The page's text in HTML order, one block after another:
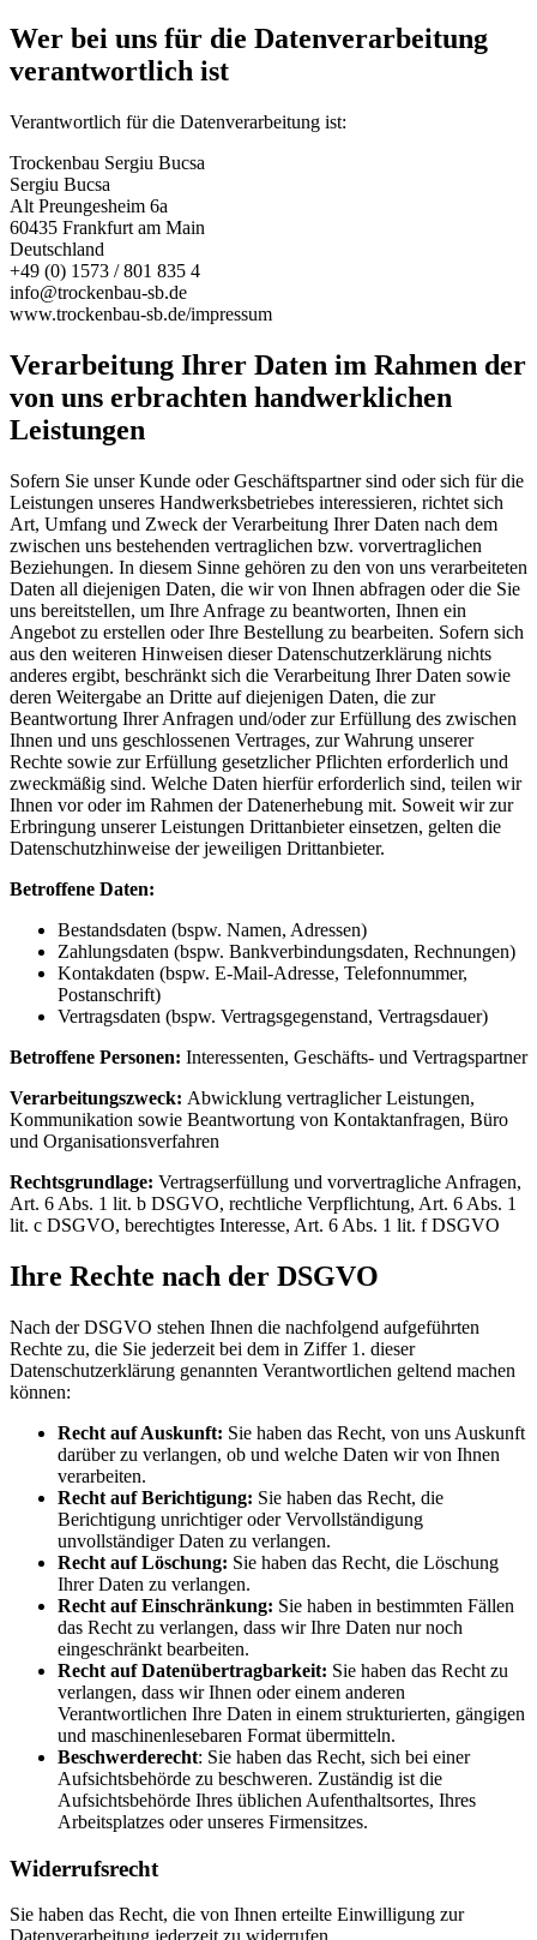
Wer bei uns für die Datenverarbeitung
verantwortlich ist
Verantwortlich für die Datenverarbeitung ist:
Trockenbau Sergiu Bucsa
Sergiu Bucsa
Alt Preungesheim 6a
60435 Frankfurt am Main
Deutschland
+49 (0) 1573 / 801 835 4
info@trockenbau-sb.de
www.trockenbau-sb.de/impressum
Verarbeitung Ihrer Daten im Rahmen der
von uns erbrachten handwerklichen
Leistungen
Sofern Sie unser Kunde oder Geschäftspartner sind oder sich für die
Leistungen unseres Handwerksbetriebes interessieren, richtet sich
Art, Umfang und Zweck der Verarbeitung Ihrer Daten nach dem
zwischen uns bestehenden vertraglichen bzw. vorvertraglichen
Beziehungen. In diesem Sinne gehören zu den von uns verarbeiteten
Daten all diejenigen Daten, die wir von Ihnen abfragen oder die Sie
uns bereitstellen, um Ihre Anfrage zu beantworten, Ihnen ein
Angebot zu erstellen oder Ihre Bestellung zu bearbeiten. Sofern sich
aus den weiteren Hinweisen dieser Datenschutzerklärung nichts
anderes ergibt, beschränkt sich die Verarbeitung Ihrer Daten sowie
deren Weitergabe an Dritte auf diejenigen Daten, die zur
Beantwortung Ihrer Anfragen und/oder zur Erfüllung des zwischen
Ihnen und uns geschlossenen Vertrages, zur Wahrung unserer
Rechte sowie zur Erfüllung gesetzlicher Pflichten erforderlich und
zweckmäßig sind. Welche Daten hierfür erforderlich sind, teilen wir
Ihnen vor oder im Rahmen der Datenerhebung mit. Soweit wir zur
Erbringung unserer Leistungen Drittanbieter einsetzen, gelten die
Datenschutzhinweise der jeweiligen Drittanbieter.
Betroffene Daten:
Bestandsdaten (bspw. Namen, Adressen)
Zahlungsdaten (bspw. Bankverbindungsdaten, Rechnungen)
Kontakdaten (bspw. E-Mail-Adresse, Telefonnummer,
Postanschrift)
Vertragsdaten (bspw. Vertragsgegenstand, Vertragsdauer)
Betroffene Personen: Interessenten, Geschäfts- und Vertragspartner
Verarbeitungszweck: Abwicklung vertraglicher Leistungen,
Kommunikation sowie Beantwortung von Kontaktanfragen, Büro
und Organisationsverfahren
Rechtsgrundlage: Vertragserfüllung und vorvertragliche Anfragen,
Art. 6 Abs. 1 lit. b DSGVO, rechtliche Verpflichtung, Art. 6 Abs. 1
lit. c DSGVO, berechtigtes Interesse, Art. 6 Abs. 1 lit. f DSGVO
Ihre Rechte nach der DSGVO
Nach der DSGVO stehen Ihnen die nachfolgend aufgeführten
Rechte zu, die Sie jederzeit bei dem in Ziffer 1. dieser
Datenschutzerklärung genannten Verantwortlichen geltend machen
können:
Recht auf Auskunft: Sie haben das Recht, von uns Auskunft
darüber zu verlangen, ob und welche Daten wir von Ihnen
verarbeiten.
Recht auf Berichtigung: Sie haben das Recht, die
Berichtigung unrichtiger oder Vervollständigung
unvollständiger Daten zu verlangen.
Recht auf Löschung: Sie haben das Recht, die Löschung
Ihrer Daten zu verlangen.
Recht auf Einschränkung: Sie haben in bestimmten Fällen
das Recht zu verlangen, dass wir Ihre Daten nur noch
eingeschränkt bearbeiten.
Recht auf Datenübertragbarkeit: Sie haben das Recht zu
verlangen, dass wir Ihnen oder einem anderen
Verantwortlichen Ihre Daten in einem strukturierten, gängigen
und maschinenlesebaren Format übermitteln.
Beschwerderecht: Sie haben das Recht, sich bei einer
Aufsichtsbehörde zu beschweren. Zuständig ist die
Aufsichtsbehörde Ihres üblichen Aufenthaltsortes, Ihres
Arbeitsplatzes oder unseres Firmensitzes.
Widerrufsrecht
Sie haben das Recht, die von Ihnen erteilte Einwilligung zur